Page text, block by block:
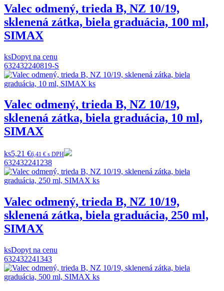
Valec odmený, trieda B, NZ 10/19,
sklenená zátka, biela graduácia, 100 ml,
SIMAX
ksDopyt na cenu
632432240819-S
Valec odmený, trieda B, NZ 10/19,
sklenená zátka, biela graduácia, 10 ml,
SIMAX
ks5,21 €6,41 € s DPH
632432241238
Valec odmený, trieda B, NZ 10/19,
sklenená zátka, biela graduácia, 250 ml,
SIMAX
ksDopyt na cenu
632432241343